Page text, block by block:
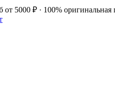
от 5000 ₽ · 100% оригинальная